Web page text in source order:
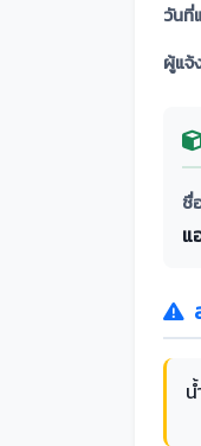
วันที่
ผู้แจ้
ชื่
แ
น้